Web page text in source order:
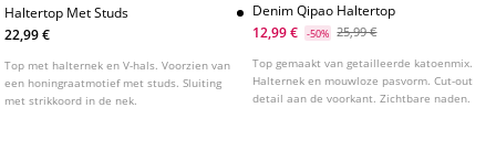
Haltertop Met Studs
22,99 €
Top met halternek en V-hals. Voorzien van
een honingraatmotief met studs. Sluiting
met strikkoord in de nek.
Denim Qipao Haltertop
12,99 €
-50% 25,99 €
Top gemaakt van getailleerde katoenmix.
Halternek en mouwloze pasvorm. Cut-out
detail aan de voorkant. Zichtbare naden.